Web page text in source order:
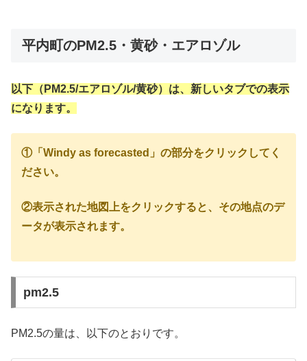
平内町のPM2.5・黄砂・エアロゾル
以下（PM2.5/エアロゾル/黄砂）は、新しいタブでの表示
になります。
①「Windy as forecasted」の部分をクリックしてく
ださい。
②表示された地図上をクリックすると、その地点のデ
ータが表示されます。
pm2.5
PM2.5の量は、以下のとおりです。